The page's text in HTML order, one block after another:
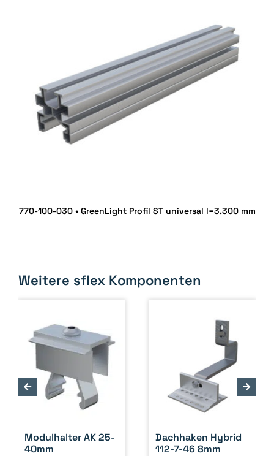
770-100-030 • GreenLight Profil ST universal l=3.300 mm
Weitere sflex Komponenten
Modulhalter AK 25-
40mm
Dachhaken Hybrid
112-7-46 8mm